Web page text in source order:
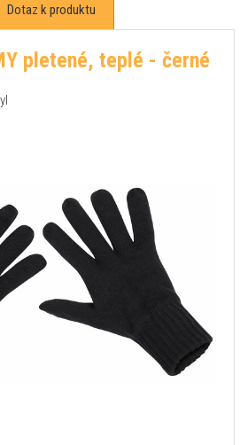
Dotaz k produktu
pletené, teplé - černé